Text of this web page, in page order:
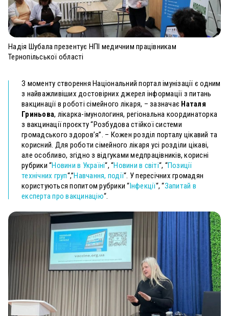
Надія Шубала презентує НПІ медичним працівникам
Тернопільської області
З моменту створення Національний портал імунізації є одним
з найважливіших достовірних джерел інформації з питань
вакцинації в роботі сімейного лікаря, – зазначає Наталя
Гриньова, лікарка-імунологиня, регіональна координаторка
з вакцинації проєкту “Розбудова стійкої системи
громадського здоров’я”. – Кожен розділ порталу цікавий та
корисний. Для роботи сімейного лікаря усі розділи цікаві,
але особливо, згідно з відгуками медпрацівників, корисні
рубрики “Новини в Україні“, “Новини в світі“, “Позиції
технічних груп“,”Навчання, події“. У пересічних громадян
користуються попитом рубрики “Інфекції“, “Запитай в
експерта про вакцинацію“.